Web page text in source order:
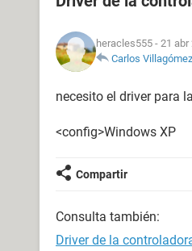
heracles555 - 21 abr
Carlos Villagómez
necesito el driver para
<config>Windows XP
Compartir
Consulta también:
Driver de la